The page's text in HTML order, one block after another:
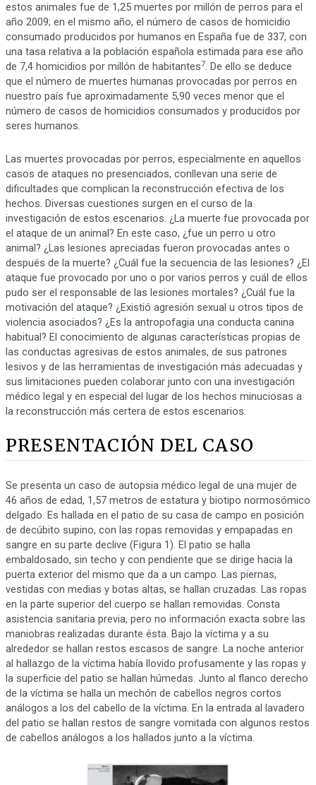
estos animales fue de 1,25 muertes por millón de perros para el
año 2009; en el mismo año, el número de casos de homicidio
consumado producidos por humanos en España fue de 337, con
una tasa relativa a la población española estimada para ese año
de 7,4 homicidios por millón de habitantes7. De ello se deduce
que el número de muertes humanas provocadas por perros en
nuestro país fue aproximadamente 5,90 veces menor que el
número de casos de homicidios consumados y producidos por
seres humanos.
Las muertes provocadas por perros, especialmente en aquellos
casos de ataques no presenciados, conllevan una serie de
dificultades que complican la reconstrucción efectiva de los
hechos. Diversas cuestiones surgen en el curso de la
investigación de estos escenarios. ¿La muerte fue provocada por
el ataque de un animal? En este caso, ¿fue un perro u otro
animal? ¿Las lesiones apreciadas fueron provocadas antes o
después de la muerte? ¿Cuál fue la secuencia de las lesiones? ¿El
ataque fue provocado por uno o por varios perros y cuál de ellos
pudo ser el responsable de las lesiones mortales? ¿Cuál fue la
motivación del ataque? ¿Existió agresión sexual u otros tipos de
violencia asociados? ¿Es la antropofagia una conducta canina
habitual? El conocimiento de algunas características propias de
las conductas agresivas de estos animales, de sus patrones
lesivos y de las herramientas de investigación más adecuadas y
sus limitaciones pueden colaborar junto con una investigación
médico legal y en especial del lugar de los hechos minuciosas a
la reconstrucción más certera de estos escenarios.
PRESENTACIÓN DEL CASO
Se presenta un caso de autopsia médico legal de una mujer de
46 años de edad, 1,57 metros de estatura y biotipo normosómico
delgado. Es hallada en el patio de su casa de campo en posición
de decúbito supino, con las ropas removidas y empapadas en
sangre en su parte declive (Figura 1). El patio se halla
embaldosado, sin techo y con pendiente que se dirige hacia la
puerta exterior del mismo que da a un campo. Las piernas,
vestidas con medias y botas altas, se hallan cruzadas. Las ropas
en la parte superior del cuerpo se hallan removidas. Consta
asistencia sanitaria previa, pero no información exacta sobre las
maniobras realizadas durante ésta. Bajo la víctima y a su
alrededor se hallan restos escasos de sangre. La noche anterior
al hallazgo de la víctima había llovido profusamente y las ropas y
la superficie del patio se hallan húmedas. Junto al flanco derecho
de la víctima se halla un mechón de cabellos negros cortos
análogos a los del cabello de la víctima. En la entrada al lavadero
del patio se hallan restos de sangre vomitada con algunos restos
de cabellos análogos a los hallados junto a la víctima.